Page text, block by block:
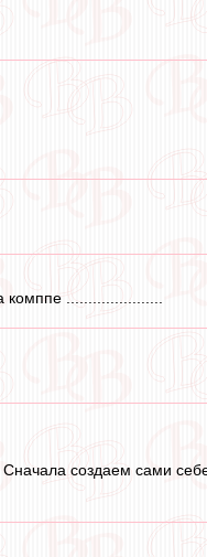
комппе ......................
создаем сами